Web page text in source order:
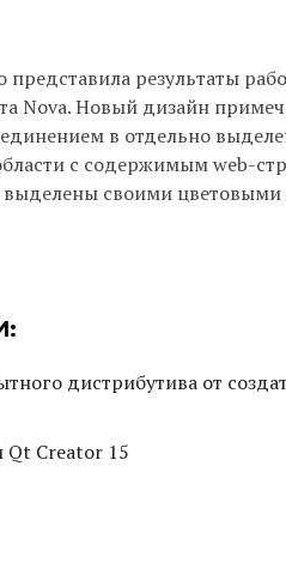
результаты
Nova. Новый дизайн
в отдельно
с содержимым web-
своими
дистрибутива от
Qt Creator 15